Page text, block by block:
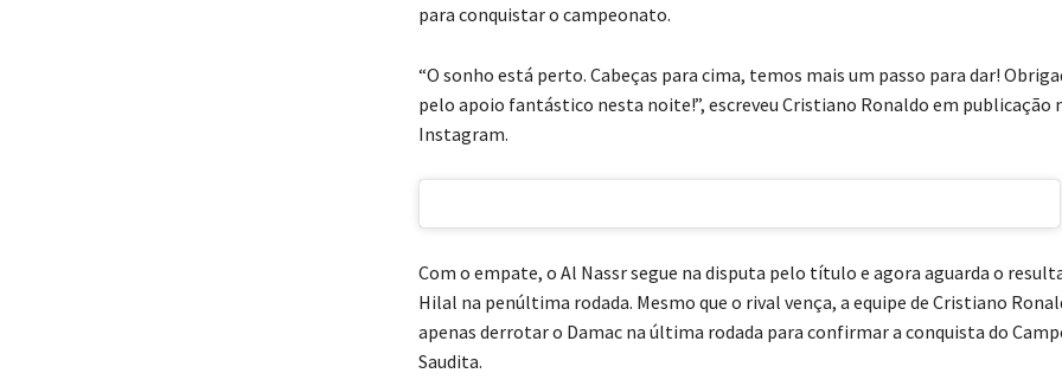
para conquistar o campeonato.
“O sonho está perto. Cabeças para cima, temos mais um passo para dar!
pelo apoio fantástico nesta noite!”, escreveu Cristiano Ronaldo em publicação
Instagram.
Com o empate, o Al Nassr segue na disputa pelo título e agora aguarda o
Hilal na penúltima rodada. Mesmo que o rival vença, a equipe de Cristiano
apenas derrotar o Damac na última rodada para confirmar a conquista do
Saudita.